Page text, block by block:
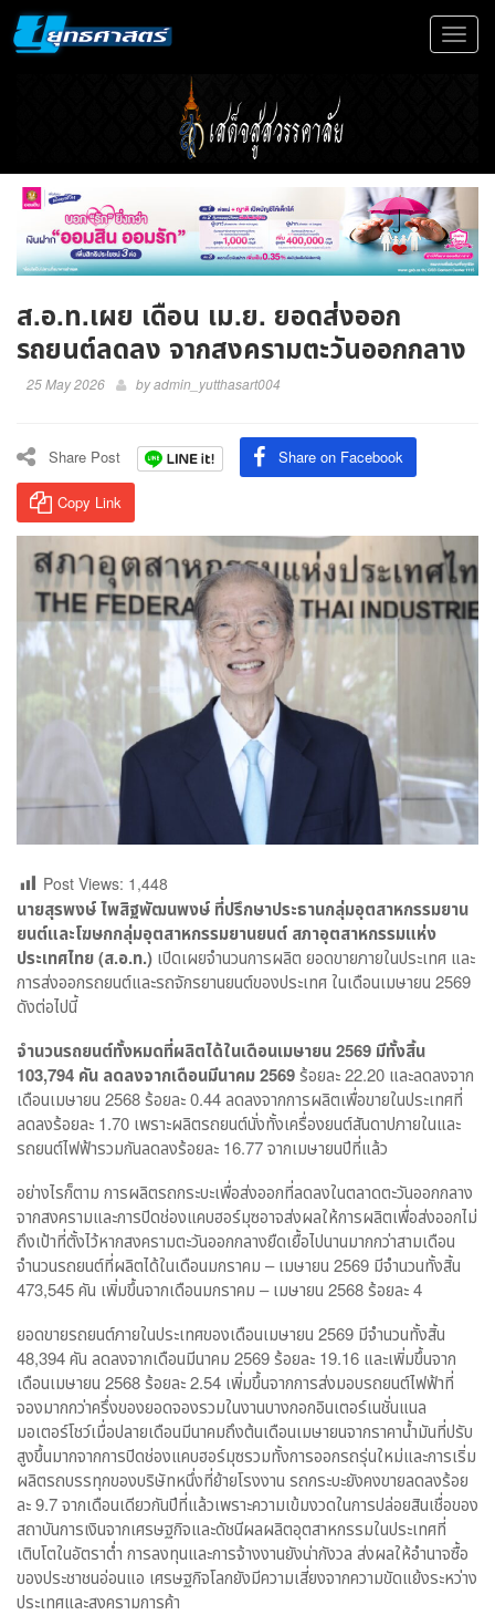
Toggle
ส.อ.ท.เผย เดือน เม.ย. ยอดส่งออก
รถยนต์ลดลง จากสงครามตะวันออกกลาง
25 May 2026 byadmin_yutthasart004
Share Post Share on Facebook
Copy Link
Post Views: 1,448
นายสุรพงษ์ ไพสิฐพัฒนพงษ์ ที่ปรึกษาประธานกลุ่มอุตสาหกรรมยาน
ยนต์และโฆษกกลุ่มอุตสาหกรรมยานยนต์ สภาอุตสาหกรรมแห่ง
ประเทศไทย (ส.อ.ท.) เปิดเผยจำนวนการผลิต ยอดขายภายในประเทศ และ
การส่งออกรถยนต์และรถจักรยานยนต์ของประเทศ ในเดือนเมษายน 2569
ดังต่อไปนี้
จำนวนรถยนต์ทั้งหมดที่ผลิตได้ในเดือนเมษายน 2569 มีทั้งสิ้น
103,794 คัน ลดลงจากเดือนมีนาคม 2569ร้อยละ 22.20 และลดลงจาก
เดือนเมษายน 2568 ร้อยละ 0.44 ลดลงจากการผลิตเพื่อขายในประเทศที่
ลดลงร้อยละ 1.70 เพราะผลิตรถยนต์นั่งทั้งเครื่องยนต์สันดาปภายในและ
รถยนต์ไฟฟ้ารวมกันลดลงร้อยละ 16.77 จากเมษายนปีที่แล้ว
อย่างไรก็ตาม การผลิตรถกระบะเพื่อส่งออกที่ลดลงในตลาดตะวันออกกลาง
จากสงครามและการปิดช่องแคบฮอร์มุซอาจส่งผลให้การผลิตเพื่อส่งออกไม่
ถึงเป้าที่ตั้งไว้หากสงครามตะวันออกกลางยืดเยื้อไปนานมากกว่าสามเดือน
จำนวนรถยนต์ที่ผลิตได้ในเดือนมกราคม – เมษายน 2569 มีจำนวนทั้งสิ้น
473,545 คัน เพิ่มขึ้นจากเดือนมกราคม – เมษายน 2568 ร้อยละ 4
ยอดขายรถยนต์ภายในประเทศของเดือนเมษายน 2569 มีจำนวนทั้งสิ้น
48,394 คัน ลดลงจากเดือนมีนาคม 2569 ร้อยละ 19.16 และเพิ่มขึ้นจาก
เดือนเมษายน 2568 ร้อยละ 2.54 เพิ่มขึ้นจากการส่งมอบรถยนต์ไฟฟ้าที่
จองมากกว่าครึ่งของยอดจองรวมในงานบางกอกอินเตอร์เนชั่นแนล
มอเตอร์โชว์เมื่อปลายเดือนมีนาคมถึงต้นเดือนเมษายนจากราคาน้ำมันที่ปรับ
สูงขึ้นมากจากการปิดช่องแคบฮอร์มุซรวมทั้งการออกรถรุ่นใหม่และการเริ่ม
ผลิตรถบรรทุกของบริษัทหนึ่งที่ย้ายโรงงาน รถกระบะยังคงขายลดลงร้อย
ละ 9.7 จากเดือนเดียวกันปีที่แล้วเพราะความเข้มงวดในการปล่อยสินเชื่อของ
สถาบันการเงินจากเศรษฐกิจและดัชนีผลผลิตอุตสาหกรรมในประเทศที่
เติบโตในอัตราต่ำ การลงทุนและการจ้างงานยังน่ากังวล ส่งผลให้อำนาจซื้อ
ของประชาชนอ่อนแอ เศรษฐกิจโลกยังมีความเสี่ยงจากความขัดแย้งระหว่าง
ประเทศและสงครามการค้า